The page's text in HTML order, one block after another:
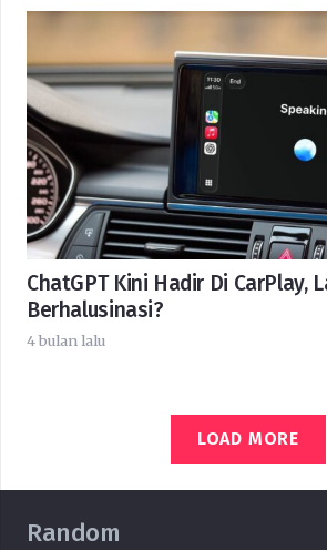
ChatGPT Kini Hadir Di CarPlay,
Berhalusinasi?
4 bulan lalu
LOAD MORE
Random